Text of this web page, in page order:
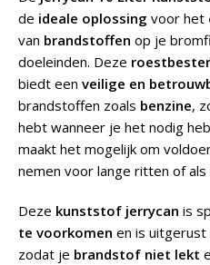
de ideale oplossing voor het
van brandstoffen op je
doeleinden. Deze
biedt een veilige en
brandstoffen zoals benzine,
hebt wanneer je het nodig
maakt het mogelijk om
nemen voor lange ritten of
Deze kunststof jerrycan is
te voorkomen en is uitgerust
zodat je brandstof niet lekt